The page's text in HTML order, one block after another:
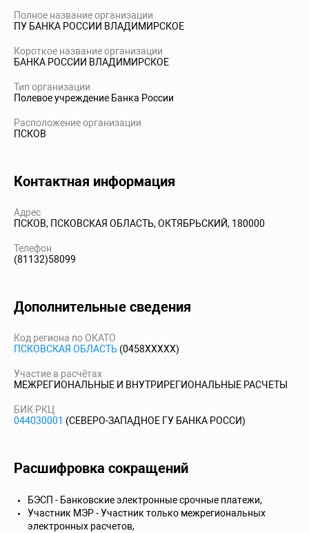
Полное название организации
ПУ БАНКА РОССИИ ВЛАДИМИРСКОЕ
Короткое название организации
БАНКА РОССИИ ВЛАДИМИРСКОЕ
Тип организации
Полевое учреждение Банка России
Расположение организации
ПСКОВ
Контактная информация
Адрес
ПСКОВ, ПСКОВСКАЯ ОБЛАСТЬ, ОКТЯБРЬСКИЙ, 180000
Телефон
(81132)58099
Дополнительные сведения
Код региона по ОКАТО
ПСКОВСКАЯ ОБЛАСТЬ (0458XXXXX)
Участие в расчётах
МЕЖРЕГИОНАЛЬНЫЕ И ВНУТРИРЕГИОНАЛЬНЫЕ РАСЧЕТЫ
БИК РКЦ
044030001 (СЕВЕРО-ЗАПАДНОЕ ГУ БАНКА РОССИ)
Расшифровка сокращений
БЭСП - Банковские электронные срочные платежи,
Участник МЭР - Участник только межрегиональных
электронных расчетов,